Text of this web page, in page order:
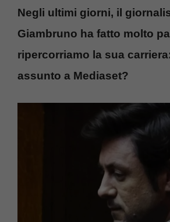
Negli ultimi giorni, il
Giambruno ha fatto molto
ripercorriamo la sua
assunto a Mediaset?